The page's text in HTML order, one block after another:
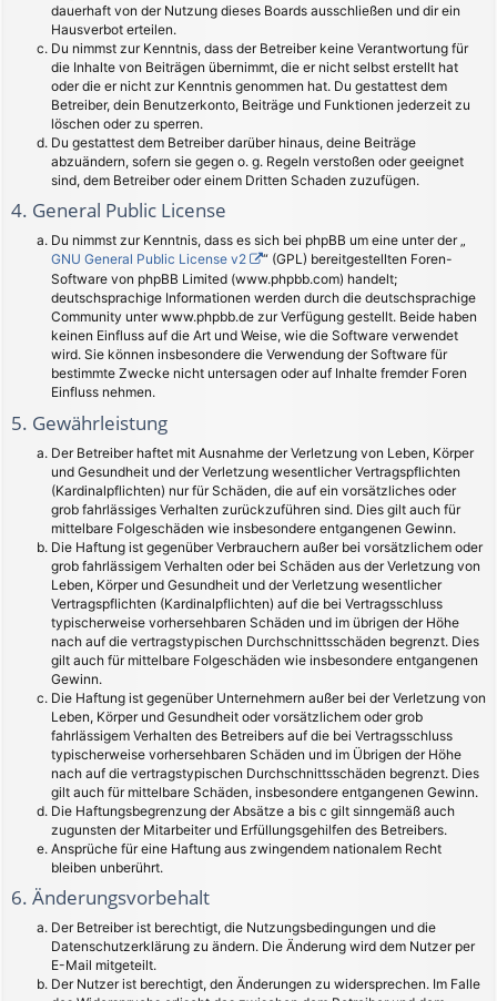
dauerhaft von der Nutzung dieses Boards ausschließen und dir ein
Hausverbot erteilen.
Du nimmst zur Kenntnis, dass der Betreiber keine Verantwortung für
die Inhalte von Beiträgen übernimmt, die er nicht selbst erstellt hat
oder die er nicht zur Kenntnis genommen hat. Du gestattest dem
Betreiber, dein Benutzerkonto, Beiträge und Funktionen jederzeit zu
löschen oder zu sperren.
Du gestattest dem Betreiber darüber hinaus, deine Beiträge
abzuändern, sofern sie gegen o. g. Regeln verstoßen oder geeignet
sind, dem Betreiber oder einem Dritten Schaden zuzufügen.
4. General Public License
Du nimmst zur Kenntnis, dass es sich bei phpBB um eine unter der „
GNU General Public License v2
“ (GPL) bereitgestellten Foren-
Software von phpBB Limited (www.phpbb.com) handelt;
deutschsprachige Informationen werden durch die deutschsprachige
Community unter www.phpbb.de zur Verfügung gestellt. Beide haben
keinen Einfluss auf die Art und Weise, wie die Software verwendet
wird. Sie können insbesondere die Verwendung der Software für
bestimmte Zwecke nicht untersagen oder auf Inhalte fremder Foren
Einfluss nehmen.
5. Gewährleistung
Der Betreiber haftet mit Ausnahme der Verletzung von Leben, Körper
und Gesundheit und der Verletzung wesentlicher Vertragspflichten
(Kardinalpflichten) nur für Schäden, die auf ein vorsätzliches oder
grob fahrlässiges Verhalten zurückzuführen sind. Dies gilt auch für
mittelbare Folgeschäden wie insbesondere entgangenen Gewinn.
Die Haftung ist gegenüber Verbrauchern außer bei vorsätzlichem oder
grob fahrlässigem Verhalten oder bei Schäden aus der Verletzung von
Leben, Körper und Gesundheit und der Verletzung wesentlicher
Vertragspflichten (Kardinalpflichten) auf die bei Vertragsschluss
typischerweise vorhersehbaren Schäden und im übrigen der Höhe
nach auf die vertragstypischen Durchschnittsschäden begrenzt. Dies
gilt auch für mittelbare Folgeschäden wie insbesondere entgangenen
Gewinn.
Die Haftung ist gegenüber Unternehmern außer bei der Verletzung von
Leben, Körper und Gesundheit oder vorsätzlichem oder grob
fahrlässigem Verhalten des Betreibers auf die bei Vertragsschluss
typischerweise vorhersehbaren Schäden und im Übrigen der Höhe
nach auf die vertragstypischen Durchschnittsschäden begrenzt. Dies
gilt auch für mittelbare Schäden, insbesondere entgangenen Gewinn.
Die Haftungsbegrenzung der Absätze a bis c gilt sinngemäß auch
zugunsten der Mitarbeiter und Erfüllungsgehilfen des Betreibers.
Ansprüche für eine Haftung aus zwingendem nationalem Recht
bleiben unberührt.
6. Änderungsvorbehalt
Der Betreiber ist berechtigt, die Nutzungsbedingungen und die
Datenschutzerklärung zu ändern. Die Änderung wird dem Nutzer per
E-Mail mitgeteilt.
Der Nutzer ist berechtigt, den Änderungen zu widersprechen. Im Falle